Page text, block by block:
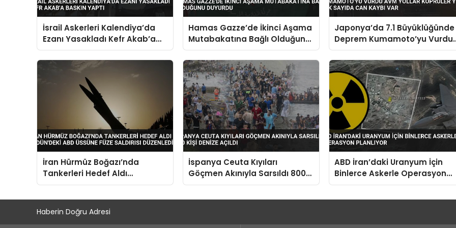
İsrail Askerleri Kalendiya’da
Ezanı Yasakladı Kefr Akab’a
Baskın Yaptı
Hamas Gazze’de İkinci Aşama
Mutabakatına Bağlı Olduğunu
Duyurdu
Japonya’da 7.1 Büyüklüğünde
Deprem Kumamoto’yu Vurdu
AVM Yollar Köprüler Yıkıldı
Sayıda Can Kaybı Var
İran Hürmüz Boğazı’nda
Tankerleri Hedef Aldı
Ürdün’deki ABD Üssüne Füze
İspanya Ceuta Kıyıları
Göçmen Akınıyla Sarsıldı 800
Kişi Denize Açıldı
ABD İran’daki Uranyum İçin
Binlerce Askerle Operasyon
Planlıyor
Haberin Doğru Adresi